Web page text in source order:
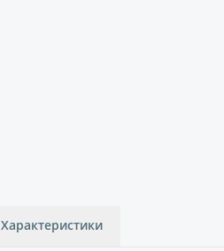
Характеристики